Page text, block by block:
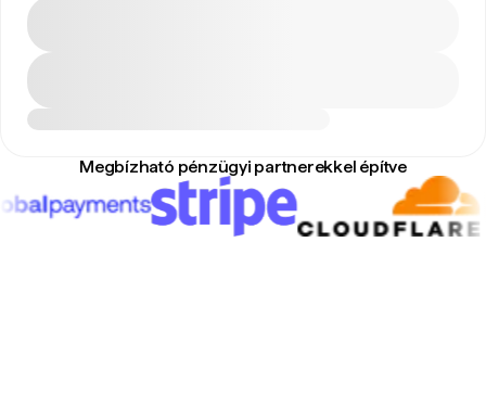
Megbízható pénzügyi partnerekkel építve